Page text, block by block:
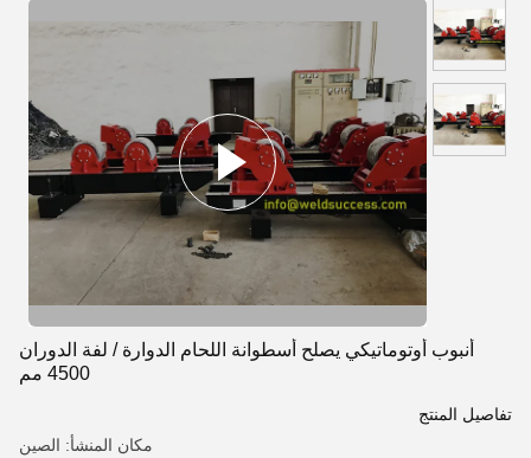
أنبوب أوتوماتيكي يصلح أسطوانة اللحام الدوارة / لفة الدوران
4500 مم
تفاصيل المنتج
مكان المنشأ: الصين